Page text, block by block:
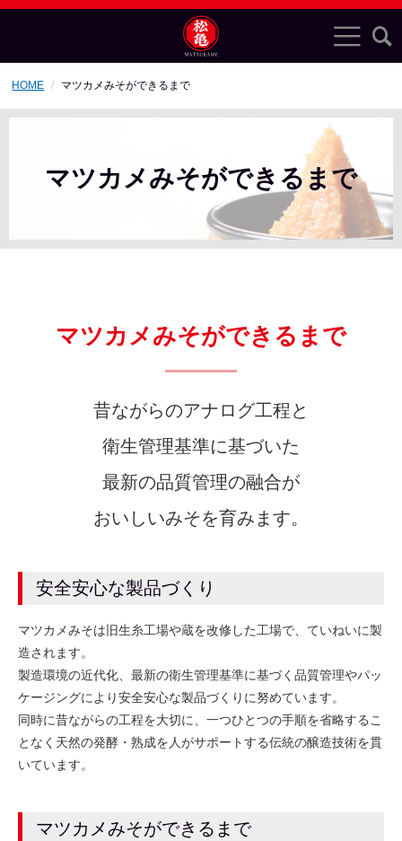
HOME マツカメみそができるまで
マツカメみそができるまで
マツカメみそができるまで
昔ながらのアナログ工程と
衛生管理基準に基づいた
最新の品質管理の融合が
おいしいみそを育みます。
安全安心な製品づくり
マツカメみそは旧生糸工場や蔵を改修した工場で、ていねいに製
造されます。
製造環境の近代化、最新の衛生管理基準に基づく品質管理やパッ
ケージングにより安全安心な製品づくりに努めています。
同時に昔ながらの工程を大切に、一つひとつの手順を省略するこ
となく天然の発酵・熟成を人がサポートする伝統の醸造技術を貫
いています。
マツカメみそができるまで